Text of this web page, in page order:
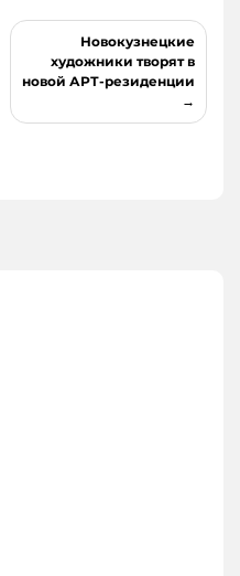
Новокузнецкие
художники творят в
новой АРТ-резиденции